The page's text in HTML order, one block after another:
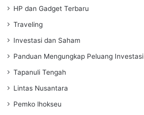
HP dan Gadget Terbaru
Traveling
Investasi dan Saham
Panduan Mengungkap Peluang Investasi
Tapanuli Tengah
Lintas Nusantara
Pemko lhokseu